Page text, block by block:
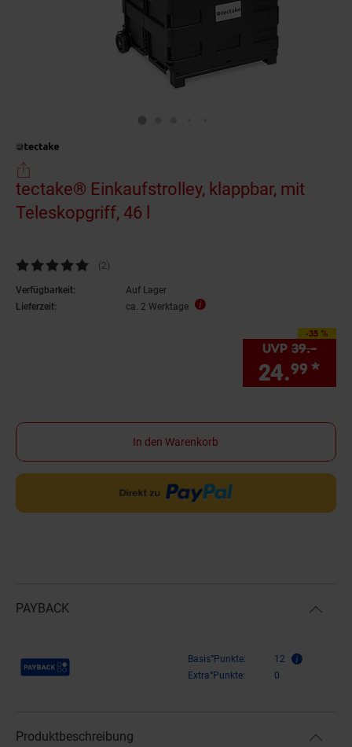
tectake® Einkaufstrolley, klappbar, mit
Teleskopgriff, 46 l
Kundenbewertung: 5 von 5 Sternen
(2Kundenbewertungen
)
Verfügbarkeit:
Auf Lager
Lieferzeit:
ca. 2 Werktage
-35 %
Sie Sparen 35
UVP 39.–UVP
24.99 *
In den Warenkorb
PAYBACK
Payback Punkte Basis°Punkte:
12
Extra°Punkte:
0
Produktbeschreibung